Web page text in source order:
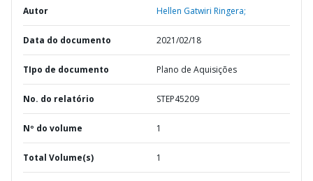
Autor Hellen Gatwiri Ringera;
Data do documento 2021/02/18
TIpo de documento Plano de Aquisições
No. do relatório STEP45209
Nº do volume 1
Total Volume(s) 1